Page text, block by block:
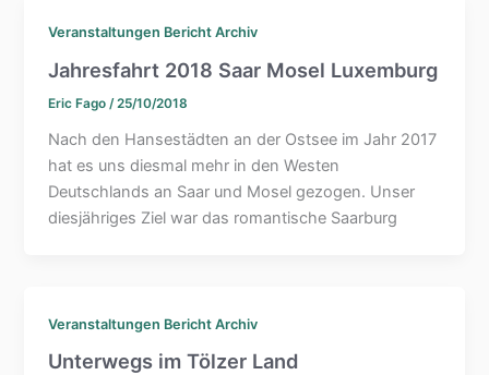
Veranstaltungen Bericht Archiv
Jahresfahrt 2018 Saar Mosel Luxemburg
Eric Fago /25/10/2018
Nach den Hansestädten an der Ostsee im Jahr 2017
hat es uns diesmal mehr in den Westen
Deutschlands an Saar und Mosel gezogen. Unser
diesjähriges Ziel war das romantische Saarburg
Veranstaltungen Bericht Archiv
Unterwegs im Tölzer Land